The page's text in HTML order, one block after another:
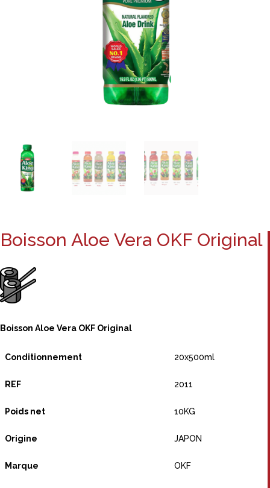
Boisson Aloe Vera OKF Original
Boisson Aloe Vera OKF Original
Conditionnement 20x500ml
REF 2011
Poids net 10KG
Origine JAPON
Marque OKF